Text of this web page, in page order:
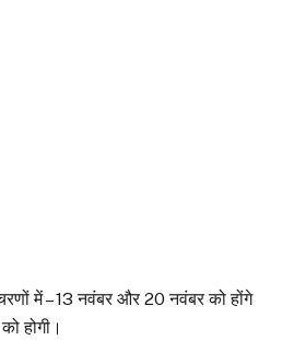
में – 13 नवंबर और 20 नवंबर को होंगे
होगी।